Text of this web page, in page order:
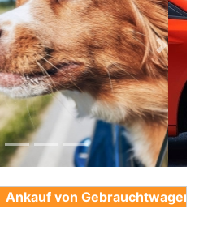
Next
von Gebrauchtwagen,